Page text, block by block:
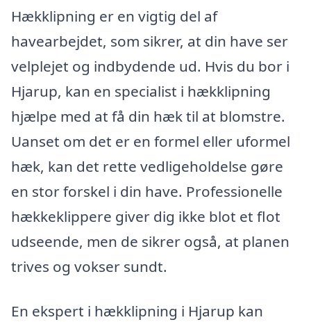
Hækklipning er en vigtig del af
havearbejdet, som sikrer, at din have ser
velplejet og indbydende ud. Hvis du bor i
Hjarup, kan en specialist i hækklipning
hjælpe med at få din hæk til at blomstre.
Uanset om det er en formel eller uformel
hæk, kan det rette vedligeholdelse gøre
en stor forskel i din have. Professionelle
hækkeklippere giver dig ikke blot et flot
udseende, men de sikrer også, at planen
trives og vokser sundt.
En ekspert i hækklipning i Hjarup kan